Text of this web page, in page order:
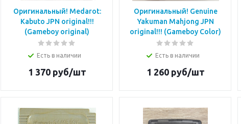
Оригинальный! Medarot:
Kabuto JPN original!!!
(Gameboy original)
Есть в наличии
1 370руб/шт
Оригинальный! Genuine
Yakuman Mahjong JPN
original!!! (Gameboy Color)
Есть в наличии
1 260руб/шт